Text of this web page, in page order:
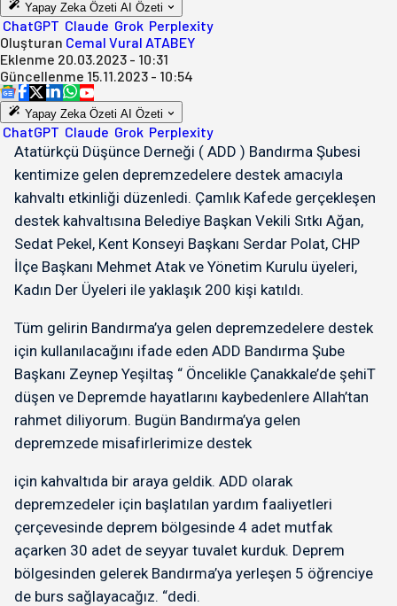
Yapay Zeka Özeti AI Özeti
ChatGPT Claude Grok Perplexity
Oluşturan Cemal Vural ATABEY
Eklenme 20.03.2023 - 10:31
Güncellenme 15.11.2023 - 10:54
Yapay Zeka Özeti AI Özeti
ChatGPT Claude Grok Perplexity
Atatürkçü Düşünce Derneği ( ADD ) Bandırma Şubesi
kentimize gelen depremzedelere destek amacıyla
kahvaltı etkinliği düzenledi. Çamlık Kafede gerçekleşen
destek kahvaltısına Belediye Başkan Vekili Sıtkı Ağan,
Sedat Pekel, Kent Konseyi Başkanı Serdar Polat, CHP
İlçe Başkanı Mehmet Atak ve Yönetim Kurulu üyeleri,
Kadın Der Üyeleri ile yaklaşık 200 kişi katıldı.
Tüm gelirin Bandırma’ya gelen depremzedelere destek
için kullanılacağını ifade eden ADD Bandırma Şube
Başkanı Zeynep Yeşiltaş “ Öncelikle Çanakkale’de şehiT
düşen ve Depremde hayatlarını kaybedenlere Allah’tan
rahmet diliyorum. Bugün Bandırma’ya gelen
depremzede misafirlerimize destek
için kahvaltıda bir araya geldik. ADD olarak
depremzedeler için başlatılan yardım faaliyetleri
çerçevesinde deprem bölgesinde 4 adet mutfak
açarken 30 adet de seyyar tuvalet kurduk. Deprem
bölgesinden gelerek Bandırma’ya yerleşen 5 öğrenciye
de burs sağlayacağız. “dedi.